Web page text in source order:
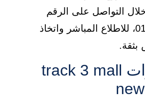
التواصل على الرقم
01003372331، للاطلاع المباشر واتخاذ
بثقة.
ما مميزات track 3 mall